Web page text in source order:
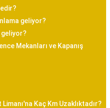
geliyor?
geliyor?
Mekanları ve Kapanış
Kaç Km Uzaklıktadır?